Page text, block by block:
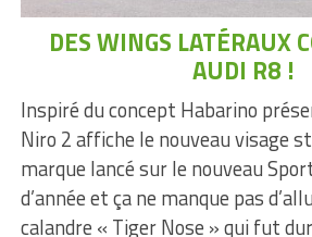
DES WINGS LATÉRAUX
AUDI R8 !
Inspiré du concept Habarino
Niro 2 affiche le nouveau visage
marque lancé sur le nouveau
d’année et ça ne manque pas
calandre « Tiger Nose » qui fut